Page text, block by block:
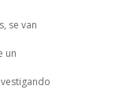
se van
un